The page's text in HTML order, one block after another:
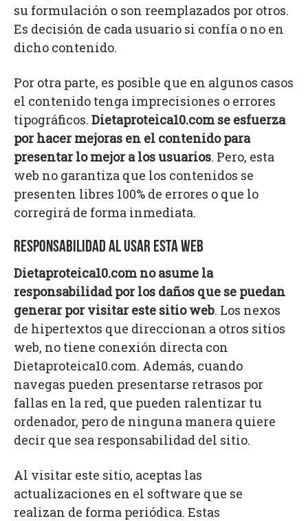
su formulación o son reemplazados por otros.
Es decisión de cada usuario si confía o no en
dicho contenido.
Por otra parte, es posible que en algunos casos
el contenido tenga imprecisiones o errores
tipográficos. Dietaproteica10.com se esfuerza
por hacer mejoras en el contenido para
presentar lo mejor a los usuarios. Pero, esta
web no garantiza que los contenidos se
presenten libres 100% de errores o que lo
corregirá de forma inmediata.
RESPONSABILIDAD AL USAR ESTA WEB
Dietaproteica10.com no asume la
responsabilidad por los daños que se puedan
generar por visitar este sitio web. Los nexos
de hipertextos que direccionan a otros sitios
web, no tiene conexión directa con
Dietaproteica10.com. Además, cuando
navegas pueden presentarse retrasos por
fallas en la red, que pueden ralentizar tu
ordenador, pero de ninguna manera quiere
decir que sea responsabilidad del sitio.
Al visitar este sitio, aceptas las
actualizaciones en el software que se
realizan de forma periódica. Estas